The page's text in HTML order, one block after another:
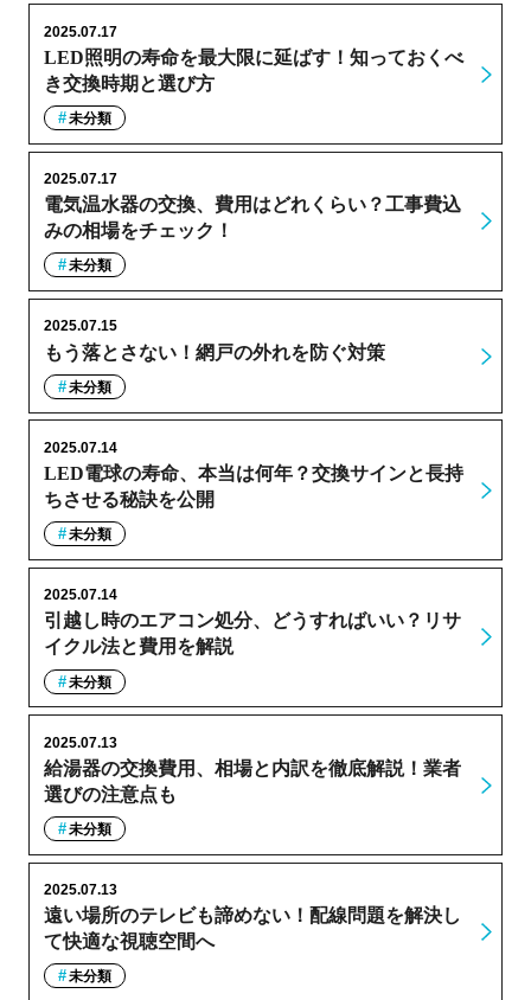
LED照明の寿命を最大限に延ばす！知っておくべ
き交換時期と選び方
2025.07.17
未分類
電気温水器の交換、費用はどれくらい？工事費込
みの相場をチェック！
2025.07.17
未分類
もう落とさない！網戸の外れを防ぐ対策
2025.07.15
未分類
LED電球の寿命、本当は何年？交換サインと長持
ちさせる秘訣を公開
2025.07.14
未分類
引越し時のエアコン処分、どうすればいい？リサ
イクル法と費用を解説
2025.07.14
未分類
給湯器の交換費用、相場と内訳を徹底解説！業者
選びの注意点も
2025.07.13
未分類
遠い場所のテレビも諦めない！配線問題を解決し
て快適な視聴空間へ
2025.07.13
未分類